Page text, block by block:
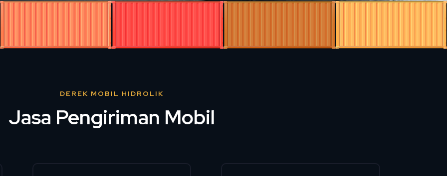
DEREK MOBIL HIDROLIK
Jasa Pengiriman Mobil